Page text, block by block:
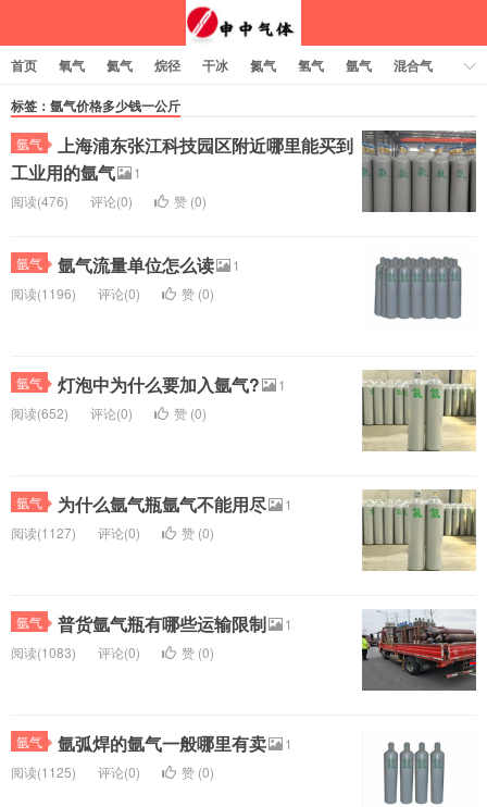
首页 氧气 氦气 烷径 干冰 氮气 氢气 氩气
混合气
乙炔
标签：氩气价格多少钱一公斤
氩气
上海浦东张江科技园区附近哪里能买到
工业用的氩气
1
阅读(476)
评论(0) 赞 (0)
氩气 氩气流量单位怎么读
1
阅读(1196)
评论(0) 赞 (0)
氩气 灯泡中为什么要加入氩气?
1
阅读(652)
评论(0) 赞 (0)
氩气 为什么氩气瓶氩气不能用尽
1
阅读(1127)
评论(0) 赞 (0)
氩气 普货氩气瓶有哪些运输限制
1
阅读(1083)
评论(0) 赞 (0)
氩气 氩弧焊的氩气一般哪里有卖
1
阅读(1125)
评论(0) 赞 (0)